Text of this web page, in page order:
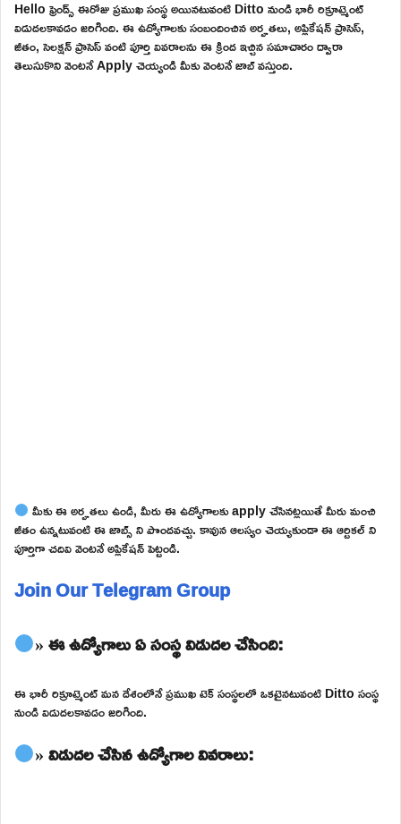
Hello ఫ్రెండ్స్ ఈరోజు ప్రముఖ సంస్థ అయినటువంటి Ditto నుండి భారీ రిక్రూట్మెంట్
విడుదలకావడం జరిగింది. ఈ ఉద్యోగాలకు సంబందించిన అర్హతలు, అప్లికేషన్ ప్రాసెస్,
జీతం, సెలక్షన్ ప్రాసెస్ వంటి పూర్తి వివరాలను ఈ క్రింద ఇచ్చిన సమాచారం ద్వారా
తెలుసుకొని వెంటనే Apply చెయ్యండి మీకు వెంటనే జాబ్ వస్తుంది.
మీకు ఈ అర్హతలు ఉండి, మీరు ఈ ఉద్యోగాలకు apply చేసినట్లయితే మీరు మంచి
జీతం ఉన్నటువంటి ఈ జాబ్స్ ని పొందవచ్చు. కావున ఆలస్యం చెయ్యకుండా ఈ ఆర్టికల్ ని
పూర్తిగా చదివి వెంటనే అప్లికేషన్ పెట్టండి.
Join Our Telegram Group
» ఈ ఉద్యోగాలు ఏ సంస్థ విడుదల చేసింది:
ఈ భారీ రిక్రూట్మెంట్ మన దేశంలోనే ప్రముఖ టెక్ సంస్థలలో ఒకటైనటువంటి Ditto సంస్థ
నుండి విడుదలకావడం జరిగింది.
» విడుదల చేసిన ఉద్యోగాల వివరాలు: